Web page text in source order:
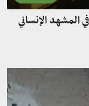
المشهد الإنساني